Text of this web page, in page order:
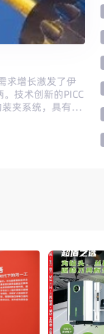
增长激发了伊
技术创新的PICC
夹系统，具有高
复定位精度。
样性对刀具提
方案，允许操作
操作。 新型PIC
内孔以及沿轴向
几何形状，用于端
及5mm，最大切
直径为16mm。
通孔，使冷却